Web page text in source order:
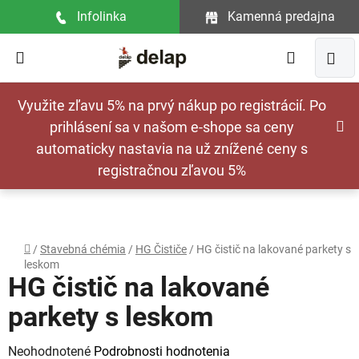
Využite zľavu 5% na prvý nákup po registrácií. Po
prihlásení sa v našom e-shope sa ceny
automaticky nastavia na už znížené ceny s
registračnou zľavou 5%
Infolinka Kamenná predajna
Hľadať
Domov
/ Stavebná chémia / HG Čističe / HG čistič na lakované parkety s
leskom
HG čistič na lakované
parkety s leskom
Priemerné
Neohodnotené Podrobnosti hodnotenia